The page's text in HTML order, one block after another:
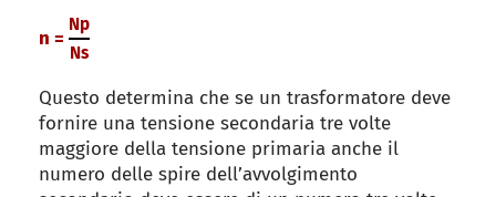
n =
Np
Ns
Questo determina che se un trasformatore deve
fornire una tensione secondaria tre volte
maggiore della tensione primaria anche il
numero delle spire dell’avvolgimento